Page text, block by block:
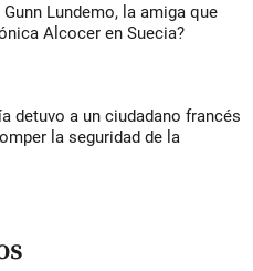
Gunn Lundemo, la amiga que
Alcocer en Suecia?
detuvo a un ciudadano francés
la seguridad de la